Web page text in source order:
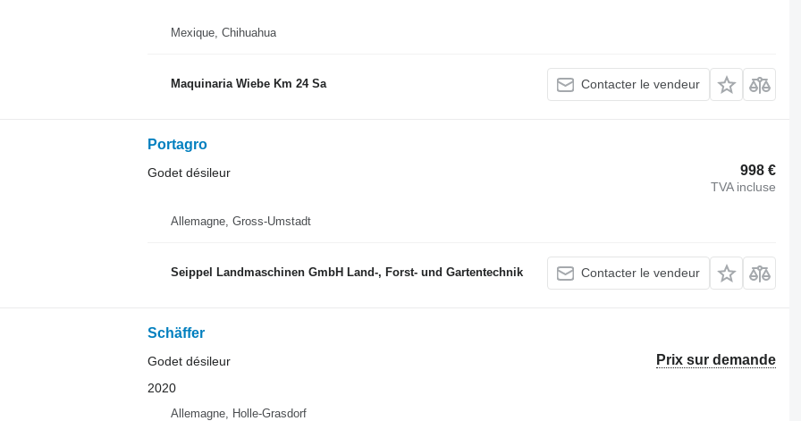
Mexique, Chihuahua
Maquinaria Wiebe Km 24 Sa Contacter le vendeur
Portagro
998 €
TVA incluse
Godet désileur
Allemagne, Gross-Umstadt
Seippel Landmaschinen GmbH Land-, Forst- und Gartentechnik Contacter le vendeur
Schäffer
Prix sur demande
Godet désileur
2020
Allemagne, Holle-Grasdorf